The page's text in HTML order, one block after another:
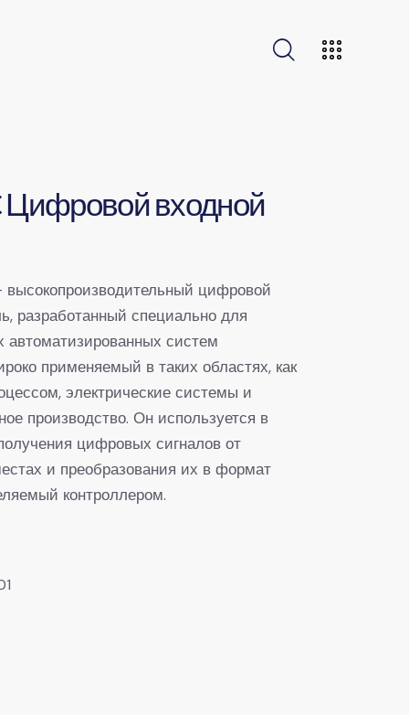
Цифровой входной
цифровой
разработанный специально для
систем
применяемый в таких областях, как
электрические системы и
производство. Он используется в
цифровых сигналов от
и преобразования их в формат
контроллером.